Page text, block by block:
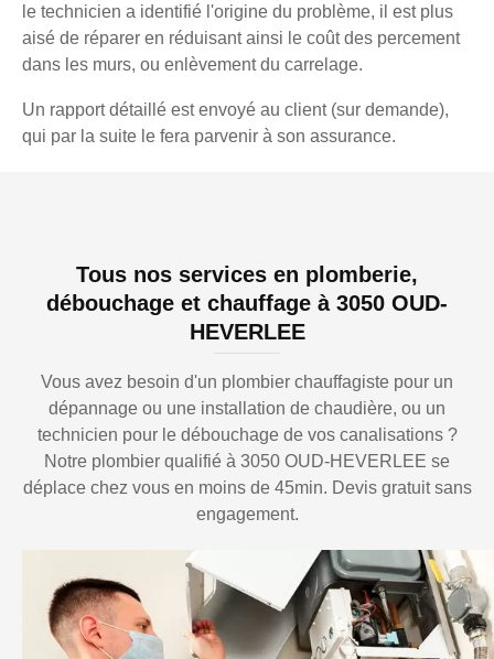
le technicien a identifié l'origine du problème, il est plus
aisé de réparer en réduisant ainsi le coût des percement
dans les murs, ou enlèvement du carrelage.
Un rapport détaillé est envoyé au client (sur demande),
qui par la suite le fera parvenir à son assurance.
Tous nos services en plomberie,
débouchage et chauffage à 3050 OUD-
HEVERLEE
Vous avez besoin d'un plombier chauffagiste pour un
dépannage ou une installation de chaudière, ou un
technicien pour le débouchage de vos canalisations ?
Notre plombier qualifié à 3050 OUD-HEVERLEE se
déplace chez vous en moins de 45min. Devis gratuit sans
engagement.